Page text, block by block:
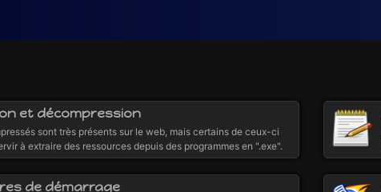
et décompression
sont très présents sur le web, mais certains de ceux-ci
à extraire des ressources depuis des programmes en ".exe".
de démarrage